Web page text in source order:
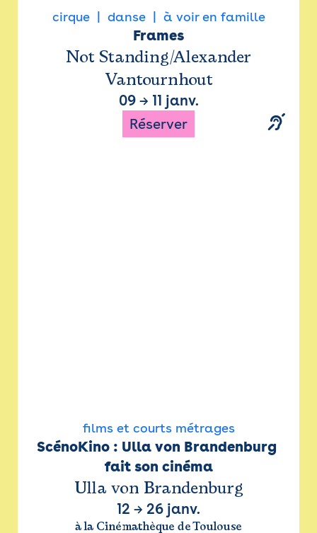
cirque danse à voir en famille
Frames
Not Standing/Alexander
Vantournhout
09→ 11 janv.
Réserver
films et courts métrages
ScénoKino : Ulla von Brandenburg
fait son cinéma
Ulla von Brandenburg
12 → 26 janv.
à la Cinémathèque de Toulouse